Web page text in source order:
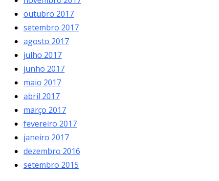
outubro 2017
setembro 2017
agosto 2017
julho 2017
junho 2017
maio 2017
abril 2017
março 2017
fevereiro 2017
janeiro 2017
dezembro 2016
setembro 2015